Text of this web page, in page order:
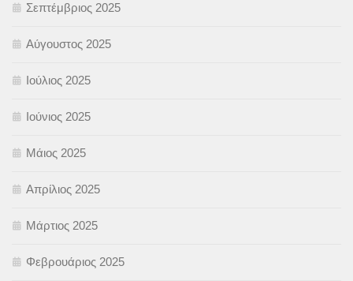
Σεπτέμβριος 2025
Αύγουστος 2025
Ιούλιος 2025
Ιούνιος 2025
Μάιος 2025
Απρίλιος 2025
Μάρτιος 2025
Φεβρουάριος 2025